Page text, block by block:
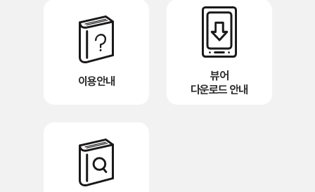
이용안내
뷰어
다운로드 안내